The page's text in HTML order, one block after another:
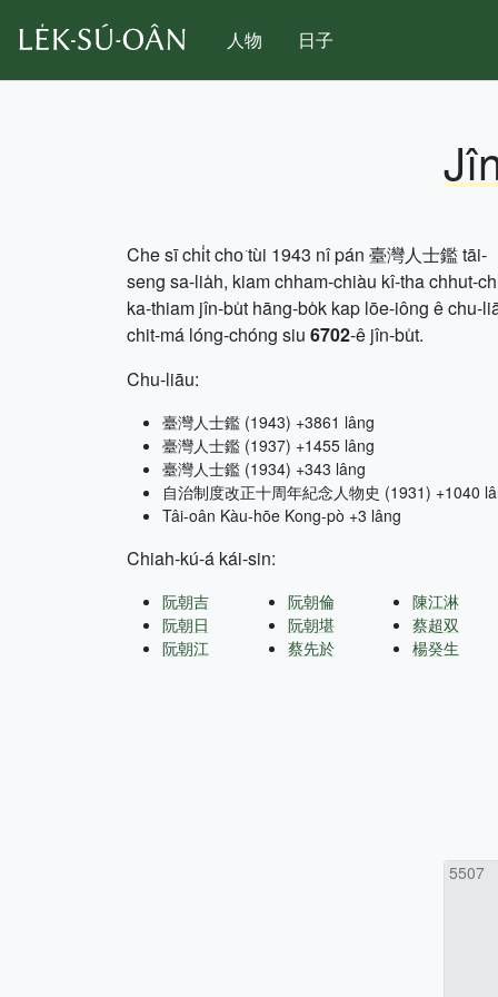
人物 日子
Che sī chi̍t cho͘ tùi 1943 nî pán 臺灣人士鑑 tāi-
seng sa-lia̍h, kiam chham-chiàu kî-tha chhut-
ka-thiam jîn-bu̍t hāng-bo̍k kap lōe-iông ê chu-
chit-má lóng-chóng siu 6702-ê jîn-bu̍t.
Chu-liāu:
臺灣人士鑑 (1943) +3861 lâng
臺灣人士鑑 (1937) +1455 lâng
臺灣人士鑑 (1934) +343 lâng
自治制度改正十周年紀念人物史 (1931) +1040
Tâi-oân Kàu-hōe Kong-pò +3 lâng
Chiah-kú-á kái-sin:
阮朝吉
阮朝日
阮朝江
阮朝倫
阮朝堪
蔡先於
陳江淋
蔡超双
楊癸生
5507